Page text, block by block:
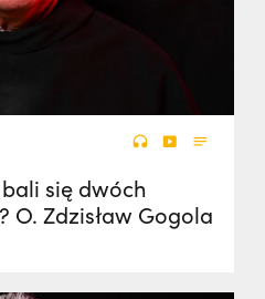
się dwóch
O. Zdzisław Gogola